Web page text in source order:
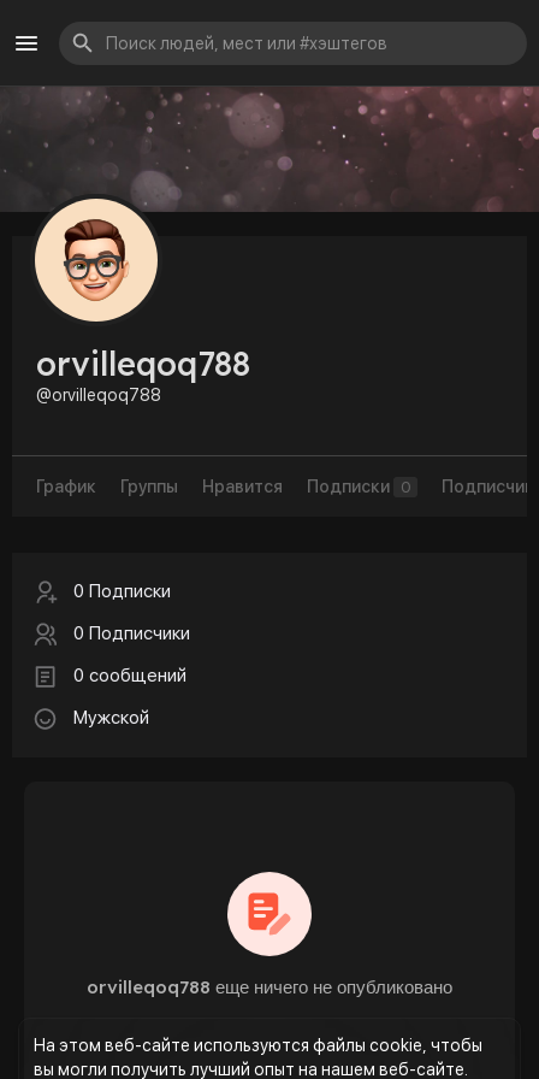
На этом веб-сайте используются файлы cookie, чтобы
вы могли получить лучший опыт на нашем веб-сайте.
orvilleqoq788
@orvilleqoq788
График Группы Нравится Подписки 0
0 Подписки
0 Подписчики
0 сообщений
Мужской
orvilleqoq788 еще ничего не опубликовано